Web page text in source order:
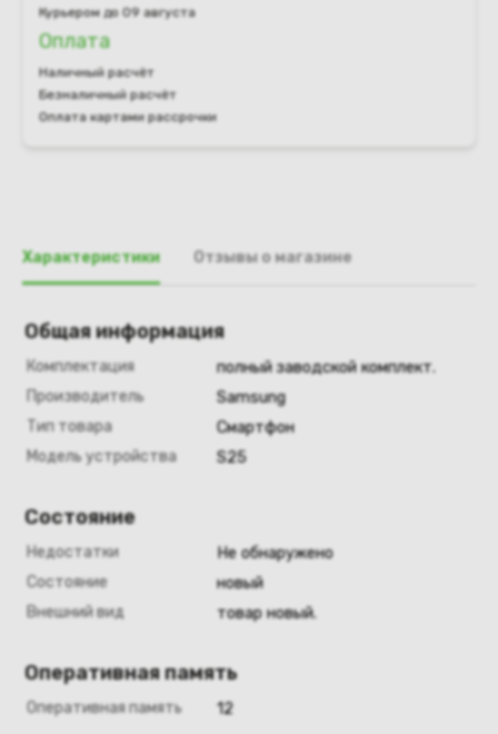
Курьером до 09 августа
Оплата
Наличный расчёт
Безналичный расчёт
Оплата картами рассрочки
Характеристики Отзывы о магазине
Общая информация
Комплектация
полный заводской комплект.
Производитель
Samsung
Тип товара
Смартфон
Модель устройства
S25
Состояние
Недостатки
Не обнаружено
Состояние
новый
Внешний вид
товар новый.
Оперативная память
Оперативная память 12